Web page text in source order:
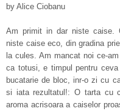
by Alice Ciobanu
Am primit in dar niste caise.
niste caise eco, din gradina
la cules. Am mancat noi ce-
ca totusi, e timpul pentru
bucatarie de bloc, inr-o zi cu
si iata rezultatul!: O tarta cu
aroma acrisoara a caiselor